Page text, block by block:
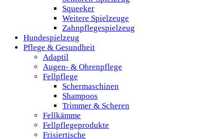
Squeeker
Weitere Spielzeuge
Zahnpflegespielzeug
Hundespielzeug
Pflege & Gesundheit
Adaptil
Augen- & Ohrenpflege
Fellpflege
Schermaschinen
Shampoos
Trimmer & Scheren
Fellkämme
Fellpflegeprodukte
Frisiertische